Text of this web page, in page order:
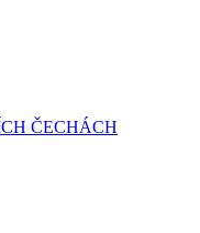
ČECHÁCH